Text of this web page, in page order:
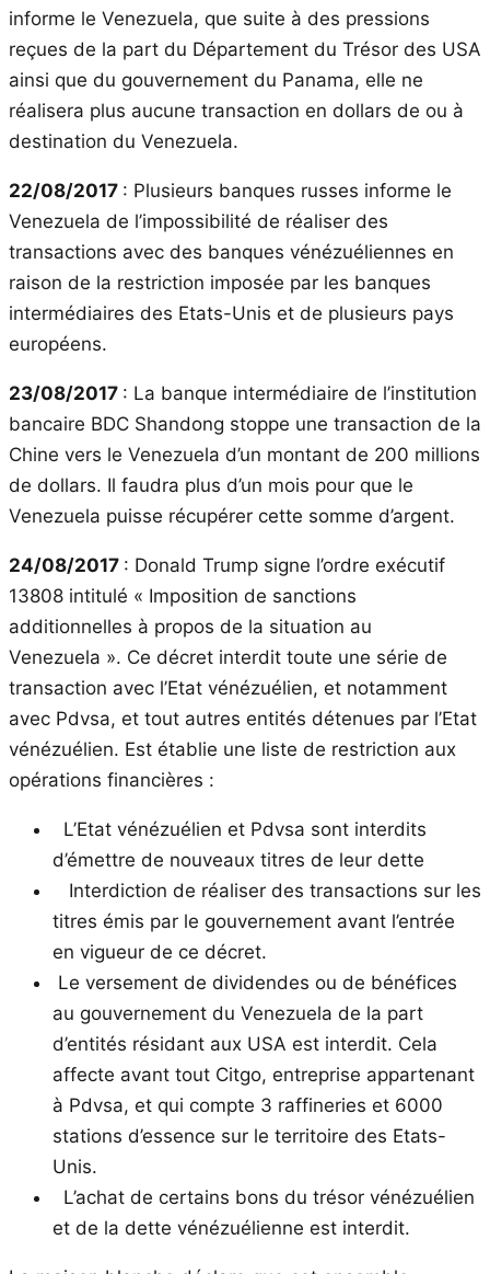
informe le Venezuela, que suite à des pressions
reçues de la part du Département du Trésor des USA
ainsi que du gouvernement du Panama, elle ne
réalisera plus aucune transaction en dollars de ou à
destination du Venezuela.
22/08/2017 : Plusieurs banques russes informe le
Venezuela de l’impossibilité de réaliser des
transactions avec des banques vénézuéliennes en
raison de la restriction imposée par les banques
intermédiaires des Etats-Unis et de plusieurs pays
européens.
23/08/2017 : La banque intermédiaire de l’institution
bancaire BDC Shandong stoppe une transaction de la
Chine vers le Venezuela d’un montant de 200 millions
de dollars. Il faudra plus d’un mois pour que le
Venezuela puisse récupérer cette somme d’argent.
24/08/2017 : Donald Trump signe l’ordre exécutif
13808 intitulé « Imposition de sanctions
additionnelles à propos de la situation au
Venezuela ». Ce décret interdit toute une série de
transaction avec l’Etat vénézuélien, et notamment
avec Pdvsa, et tout autres entités détenues par l’Etat
vénézuélien. Est établie une liste de restriction aux
opérations financières :
L’Etat vénézuélien et Pdvsa sont interdits
d’émettre de nouveaux titres de leur dette
Interdiction de réaliser des transactions sur les
titres émis par le gouvernement avant l’entrée
en vigueur de ce décret.
Le versement de dividendes ou de bénéfices
au gouvernement du Venezuela de la part
d’entités résidant aux USA est interdit. Cela
affecte avant tout Citgo, entreprise appartenant
à Pdvsa, et qui compte 3 raffineries et 6000
stations d’essence sur le territoire des Etats-
Unis.
L’achat de certains bons du trésor vénézuélien
et de la dette vénézuélienne est interdit.